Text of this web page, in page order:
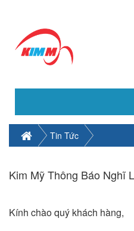
Tin Tức
Kim Mỹ Thông Báo Nghĩ
Kính chào quý khách hàng,